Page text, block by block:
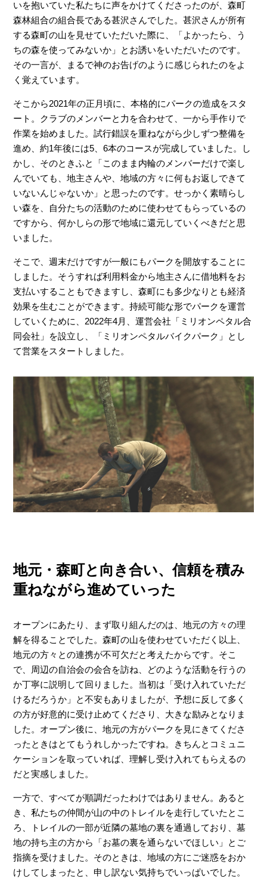
いを抱いていた私たちに声をかけてくださったのが、森町
森林組合の組合長である甚沢さんでした。甚沢さんが所有
する森町の山を見せていただいた際に、「よかったら、う
ちの森を使ってみないか」とお誘いをいただいたのです。
その一言が、まるで神のお告げのように感じられたのをよ
く覚えています。
そこから2021年の正月頃に、本格的にパークの造成をスタ
ート。クラブのメンバーと力を合わせて、一から手作りで
作業を始めました。試行錯誤を重ねながら少しずつ整備を
進め、約1年後には5、6本のコースが完成していました。し
かし、そのときふと「このまま内輪のメンバーだけで楽し
んでいても、地主さんや、地域の方々に何もお返しできて
いないんじゃないか」と思ったのです。せっかく素晴らし
い森を、自分たちの活動のために使わせてもらっているの
ですから、何かしらの形で地域に還元していくべきだと思
いました。
そこで、週末だけですが一般にもパークを開放することに
しました。そうすれば利用料金から地主さんに借地料をお
支払いすることもできますし、森町にも多少なりとも経済
効果を生むことができます。持続可能な形でパークを運営
していくために、2022年4月、運営会社「ミリオンペタル合
同会社」を設立し、「ミリオンペタルバイクパーク」とし
て営業をスタートしました。
地元・森町と向き合い、信頼を積み
重ねながら進めていった
オープンにあたり、まず取り組んだのは、地元の方々の理
解を得ることでした。森町の山を使わせていただく以上、
地元の方々との連携が不可欠だと考えたからです。そこ
で、周辺の自治会の会合を訪ね、どのような活動を行うの
か丁寧に説明して回りました。当初は「受け入れていただ
けるだろうか」と不安もありましたが、予想に反して多く
の方が好意的に受け止めてくださり、大きな励みとなりま
した。オープン後に、地元の方がパークを見にきてくださ
ったときはとてもうれしかったですね。きちんとコミュニ
ケーションを取っていれば、理解し受け入れてもらえるの
だと実感しました。
一方で、すべてが順調だったわけではありません。あると
き、私たちの仲間が山の中のトレイルを走行していたとこ
ろ、トレイルの一部が近隣の墓地の裏を通過しており、墓
地の持ち主の方から「お墓の裏を通らないでほしい」とご
指摘を受けました。そのときは、地域の方にご迷惑をおか
けしてしまったと、申し訳ない気持ちでいっぱいでした。